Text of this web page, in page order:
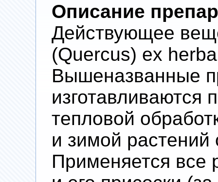
Описание
Действующее
(Quercus) ex herba
Вышеназванные
изготавливаются
тепловой
и зимой
Применяется все